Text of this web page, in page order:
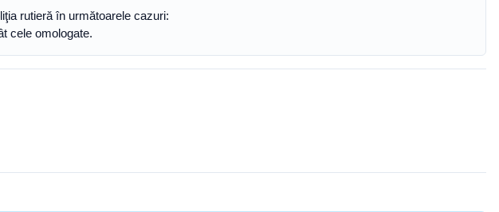
rutieră în următoarele cazuri:
cele omologate.